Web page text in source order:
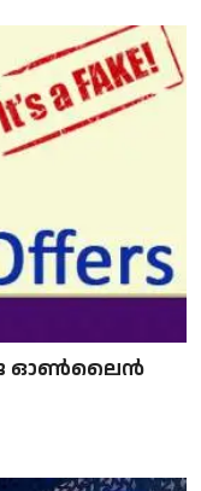
ഓൺലൈൻ